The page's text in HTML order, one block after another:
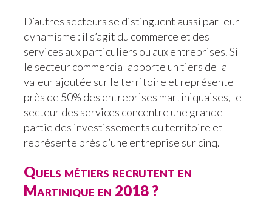
D’autres secteurs se distinguent aussi par leur
dynamisme : il s’agit du commerce et des
services aux particuliers ou aux entreprises. Si
le secteur commercial apporte un tiers de la
valeur ajoutée sur le territoire et représente
près de 50% des entreprises martiniquaises, le
secteur des services concentre une grande
partie des investissements du territoire et
représente près d’une entreprise sur cinq.
Quels métiers recrutent en
Martinique en 2018 ?